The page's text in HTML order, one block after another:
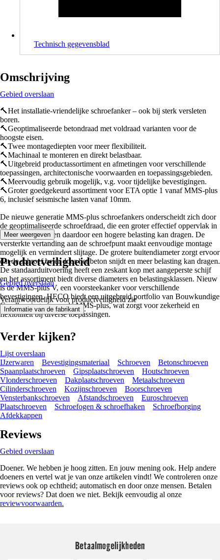
Technisch gegevensblad
Omschrijving
Gebied overslaan
🔨Het installatie-vriendelijke schroefanker – ook bij sterk versleten
boren.
🔨Geoptimaliseerde betondraad met voldraad varianten voor de
hoogste eisen.
🔨Twee montagediepten voor meer flexibiliteit.
🔨Machinaal te monteren en direkt belastbaar.
🔨Uitgebreid productassortiment en afmetingen voor verschillende
toepassingen, architectonische voorwaarden en toepassingsgebieden.
🔨Meervoudig gebruik mogelijk, v.g. voor tijdelijke bevestigingen.
🔨Groter goedgekeurd assortiment voor ETA optie 1 vanaf MMS-plus
6, inclusief seismische lasten vanaf 10mm.
De nieuwe generatie MMS-plus schroefankers onderscheidt zich door
de geoptimaliseerde schroefdraad, die een groter effectief oppervlak in
het beton creëert en daardoor een hogere belasting kan dragen. De
versterkte vertanding aan de schroefpunt maakt eenvoudige montage
mogelijk en vermindert slijtage. De grotere buitendiameter zorgt ervoor
dat de schroef beter door het beton snijdt en meer belasting kan dragen.
De standaarduitvoering heeft een zeskant kop met aangeperste schijf
en het assortiment biedt diverse diameters en belastingsklassen. Nieuw
is de MMS-plus V, een voorsteekanker voor verschillende
bevestigingen. HECO biedt een uitgebreid portfolio van Bouwkundige
Goedkeuringen voor de MMS-plus, wat zorgt voor zekerheid en
flexibiliteit bij diverse toepassingen.
Meer weergeven
Productveiligheid
Gebied overslaan
Verantwoordelijk voor productveiligheid zie
Informatie van de fabrikant .
Verder kijken?
Lijst overslaan
IJzerwaren
Bevestigingsmateriaal Schroeven
Betonschroeven
Spaanplaatschroeven
Gipsplaatschroeven
Houtschroeven
Vlonderschroeven
Dakplaatschroeven
Metaalschroeven
Cilinderschroeven
Kozijnschroeven
Boorschroeven
Vensterbankschroeven
Afstandschroeven
Euroschroeven
Plaatschroeven
Schroefogen & schroefhaken
Schroefborging
Afdekkappen
Reviews
Gebied overslaan
Doener. We hebben je hoog zitten. En jouw mening ook. Help andere
doeners en vertel wat je van onze artikelen vindt! We controleren onze
reviews ook op echtheid; automatisch en door onze mensen. Betalen
voor reviews? Dat doen we niet. Bekijk eenvoudig al onze
reviewvoorwaarden.
Betaalmogelijkheden